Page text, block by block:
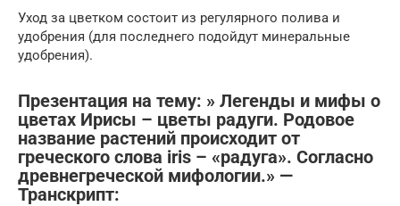
Уход за цветком состоит из регулярного полива и
удобрения (для последнего подойдут минеральные
удобрения).
Презентация на тему: » Легенды и мифы о
цветах Ирисы – цветы радуги. Родовое
название растений происходит от
греческого слова iris – «радуга». Согласно
древнегреческой мифологии.» —
Транскрипт: